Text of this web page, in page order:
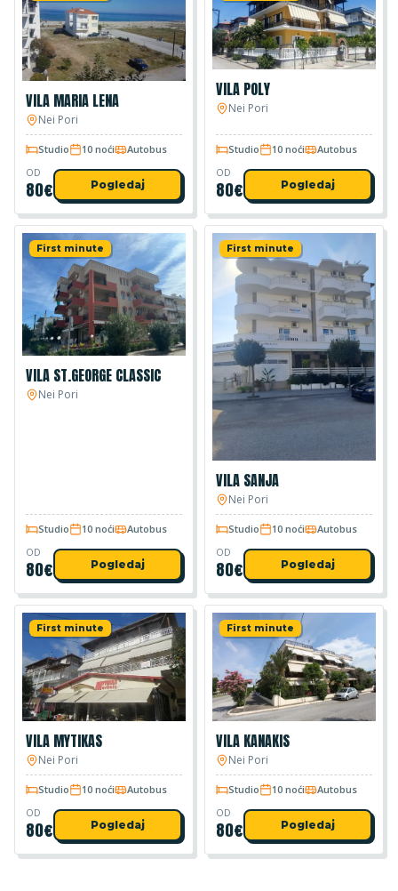
VILA MARIA LENA
Nei Pori
Studio 10 noći Autobus
OD
80€ Pogledaj
VILA POLY
Nei Pori
Studio 10 noći Autobus
OD
80€ Pogledaj
First minute
VILA ST.GEORGE CLASSIC
Nei Pori
Studio 10 noći Autobus
OD
80€ Pogledaj
First minute
VILA SANJA
Nei Pori
Studio 10 noći Autobus
OD
80€ Pogledaj
First minute
VILA MYTIKAS
Nei Pori
Studio 10 noći Autobus
OD
80€ Pogledaj
First minute
VILA KANAKIS
Nei Pori
Studio 10 noći Autobus
OD
80€ Pogledaj